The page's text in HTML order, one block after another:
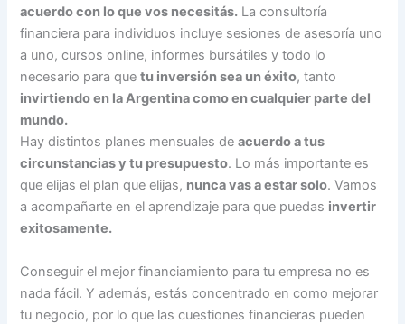
acuerdo con lo que vos necesitás. La consultoría
financiera para individuos incluye sesiones de asesoría uno
a uno, cursos online, informes bursátiles y todo lo
necesario para quetu inversión sea un éxito, tanto
invirtiendo en la Argentina como en cualquier parte del
mundo.
Hay distintos planes mensuales deacuerdo a tus
circunstancias y tu presupuesto. Lo más importante es
que elijas el plan que elijas, nunca vas a estar solo. Vamos
a acompañarte en el aprendizaje para que puedas invertir
exitosamente.
Conseguir el mejor financiamiento para tu empresa no es
nada fácil. Y además, estás concentrado en como mejorar
tu negocio, por lo que las cuestiones financieras pueden